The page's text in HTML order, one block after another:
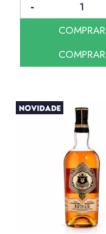
COMPRAR
COMPRAR